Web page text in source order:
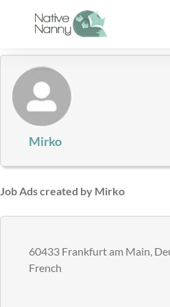
Mirko
Job Ads created by Mirko
60433 Frankfurt am Main,
French